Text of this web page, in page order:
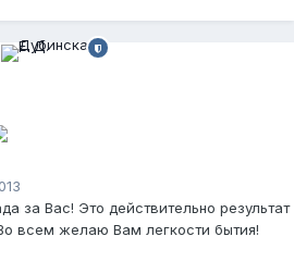
за Вас! Это действительно результат
всем желаю Вам легкости бытия!